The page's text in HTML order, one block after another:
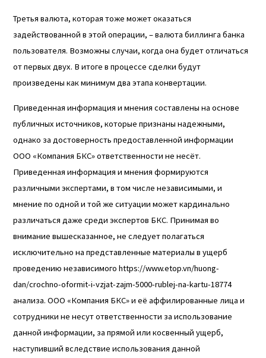
Третья валюта, которая тоже может оказаться
задействованной в этой операции, – валюта биллинга банка
пользователя. Возможны случаи, когда она будет отличаться
от первых двух. В итоге в процессе сделки будут
произведены как минимум два этапа конвертации.
Приведенная информация и мнения составлены на основе
публичных источников, которые признаны надежными,
однако за достоверность предоставленной информации
ООО «Компания БКС» ответственности не несёт.
Приведенная информация и мнения формируются
различными экспертами, в том числе независимыми, и
мнение по одной и той же ситуации может кардинально
различаться даже среди экспертов БКС. Принимая во
внимание вышесказанное, не следует полагаться
исключительно на представленные материалы в ущерб
проведению независимогоhttps://www.etop.vn/huong-
dan/crochno-oformit-i-vzjat-zajm-5000-rublej-na-kartu-18774
анализа. ООО «Компания БКС» и её аффилированные лица и
сотрудники не несут ответственности за использование
данной информации, за прямой или косвенный ущерб,
наступивший вследствие использования данной